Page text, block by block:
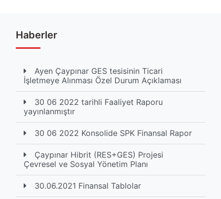
Haberler
Ayen Çaypınar GES tesisinin Ticari
İşletmeye Alınması Özel Durum Açıklaması
30 06 2022 tarihli Faaliyet Raporu
yayınlanmıştır
30 06 2022 Konsolide SPK Finansal Rapor
Çaypınar Hibrit (RES+GES) Projesi
Çevresel ve Sosyal Yönetim Planı
30.06.2021 Finansal Tablolar